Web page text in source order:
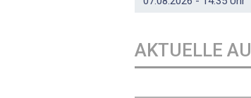
AKTUELLE